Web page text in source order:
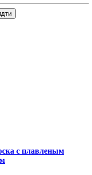
с плавленым